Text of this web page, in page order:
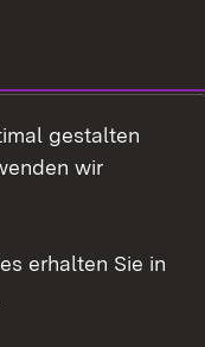
gestalten
wir
erhalten Sie in